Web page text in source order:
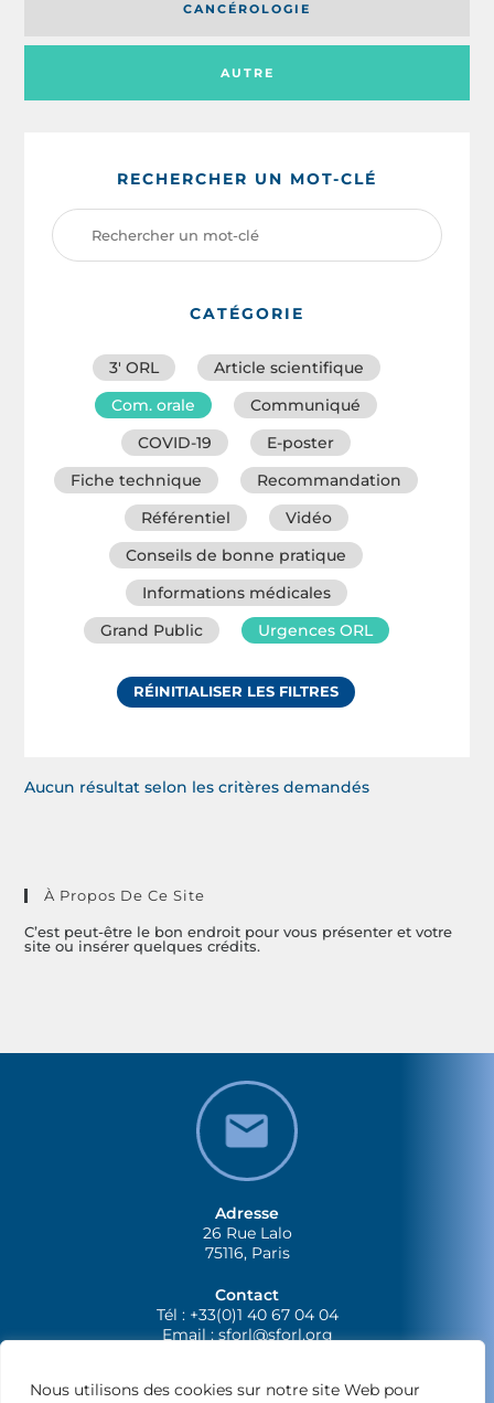
Nous utilisons des cookies sur notre site Web pour
AUTRE
CANCÉROLOGIE
RECHERCHER UN MOT-CLÉ
CATÉGORIE
3′ ORL
Article scientifique
Com. orale
Communiqué
COVID-19
E-poster
Fiche technique
Recommandation
Référentiel
Vidéo
Conseils de bonne pratique
Informations médicales
Grand Public
Urgences ORL
RÉINITIALISER LES FILTRES
Aucun résultat selon les critères demandés
À Propos De Ce Site
C’est peut-être le bon endroit pour vous présenter et votre
site ou insérer quelques crédits.
Adresse
26 Rue Lalo
75116, Paris
Contact
Tél : +33(0)1 40 67 04 04
Email :sforl@sforl.org